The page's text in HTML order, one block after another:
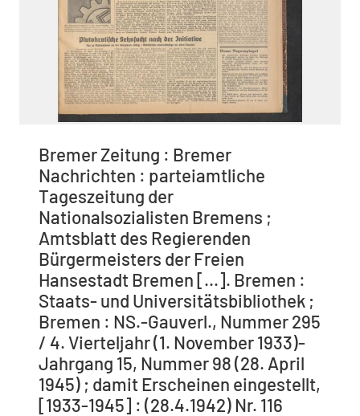
Bremer Zeitung : Bremer
Nachrichten : parteiamtliche
Tageszeitung der
Nationalsozialisten Bremens ;
Amtsblatt des Regierenden
Bürgermeisters der Freien
Hansestadt Bremen [...]. Bremen :
Staats- und Universitätsbibliothek ;
Bremen : NS.-Gauverl., Nummer 295
/ 4. Vierteljahr (1. November 1933)-
Jahrgang 15, Nummer 98 (28. April
1945) ; damit Erscheinen eingestellt,
[1933-1945] : (28.4.1942) Nr. 116